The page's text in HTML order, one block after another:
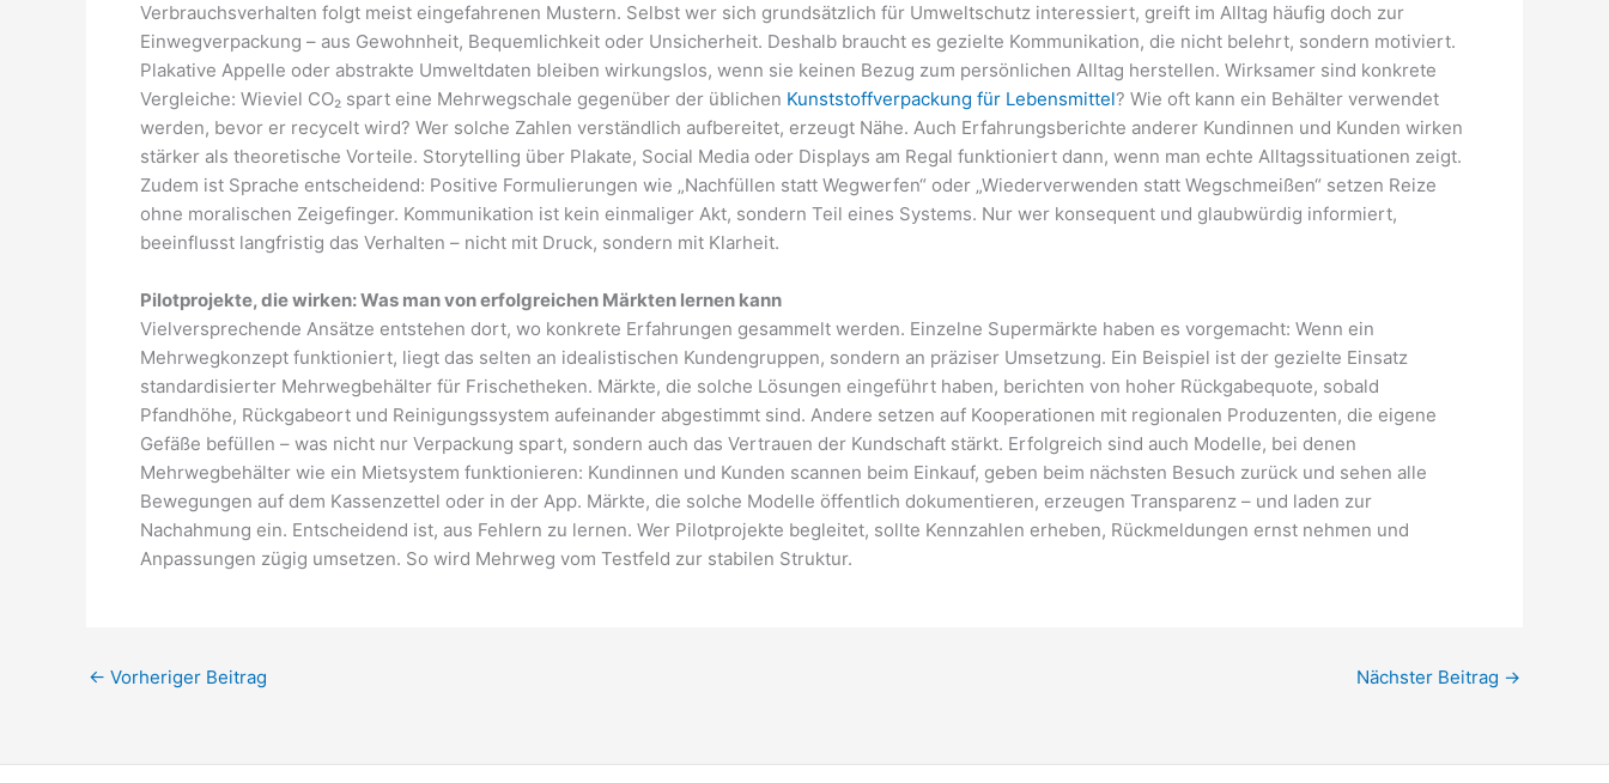
Verbrauchsverhalten folgt meist eingefahrenen Mustern. Selbst wer sich grundsätzlich für Umweltschutz interessiert, greift im Alltag häufig doch zur
Einwegverpackung – aus Gewohnheit, Bequemlichkeit oder Unsicherheit. Deshalb braucht es gezielte Kommunikation, die nicht belehrt, sondern motiviert.
Plakative Appelle oder abstrakte Umweltdaten bleiben wirkungslos, wenn sie keinen Bezug zum persönlichen Alltag herstellen. Wirksamer sind konkrete
Vergleiche: Wieviel CO₂ spart eine Mehrwegschale gegenüber der üblichen Kunststoffverpackung für Lebensmittel? Wie oft kann ein Behälter verwendet
werden, bevor er recycelt wird? Wer solche Zahlen verständlich aufbereitet, erzeugt Nähe. Auch Erfahrungsberichte anderer Kundinnen und Kunden wirken
stärker als theoretische Vorteile. Storytelling über Plakate, Social Media oder Displays am Regal funktioniert dann, wenn man echte Alltagssituationen zeigt.
Zudem ist Sprache entscheidend: Positive Formulierungen wie „Nachfüllen statt Wegwerfen“ oder „Wiederverwenden statt Wegschmeißen“ setzen Reize
ohne moralischen Zeigefinger. Kommunikation ist kein einmaliger Akt, sondern Teil eines Systems. Nur wer konsequent und glaubwürdig informiert,
beeinflusst langfristig das Verhalten – nicht mit Druck, sondern mit Klarheit.
Pilotprojekte, die wirken: Was man von erfolgreichen Märkten lernen kann
Vielversprechende Ansätze entstehen dort, wo konkrete Erfahrungen gesammelt werden. Einzelne Supermärkte haben es vorgemacht: Wenn ein
Mehrwegkonzept funktioniert, liegt das selten an idealistischen Kundengruppen, sondern an präziser Umsetzung. Ein Beispiel ist der gezielte Einsatz
standardisierter Mehrwegbehälter für Frischetheken. Märkte, die solche Lösungen eingeführt haben, berichten von hoher Rückgabequote, sobald
Pfandhöhe, Rückgabeort und Reinigungssystem aufeinander abgestimmt sind. Andere setzen auf Kooperationen mit regionalen Produzenten, die eigene
Gefäße befüllen – was nicht nur Verpackung spart, sondern auch das Vertrauen der Kundschaft stärkt. Erfolgreich sind auch Modelle, bei denen
Mehrwegbehälter wie ein Mietsystem funktionieren: Kundinnen und Kunden scannen beim Einkauf, geben beim nächsten Besuch zurück und sehen alle
Bewegungen auf dem Kassenzettel oder in der App. Märkte, die solche Modelle öffentlich dokumentieren, erzeugen Transparenz – und laden zur
Nachahmung ein. Entscheidend ist, aus Fehlern zu lernen. Wer Pilotprojekte begleitet, sollte Kennzahlen erheben, Rückmeldungen ernst nehmen und
Anpassungen zügig umsetzen. So wird Mehrweg vom Testfeld zur stabilen Struktur.
← Vorheriger Beitrag Nächster Beitrag →